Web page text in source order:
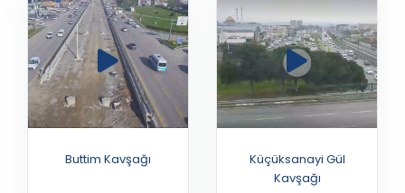
Buttim Kavşağı
Küçüksanayi Gül
Kavşağı